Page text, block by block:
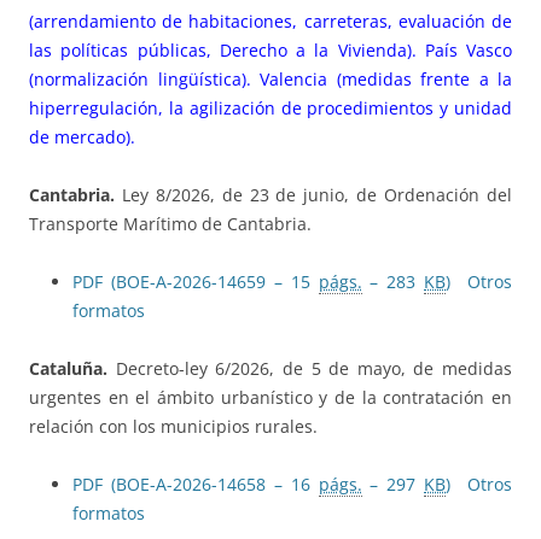
(arrendamiento de habitaciones, carreteras, evaluación de
las políticas públicas, Derecho a la Vivienda). País Vasco
(normalización lingüística). Valencia (medidas frente a la
hiperregulación, la agilización de procedimientos y unidad
de mercado).
Cantabria. Ley 8/2026, de 23 de junio, de Ordenación del
Transporte Marítimo de Cantabria.
PDF (BOE-A-2026-14659 – 15 págs. – 283 KB)
Otros
formatos
Cataluña. Decreto-ley 6/2026, de 5 de mayo, de medidas
urgentes en el ámbito urbanístico y de la contratación en
relación con los municipios rurales.
PDF (BOE-A-2026-14658 – 16 págs. – 297 KB)
Otros
formatos